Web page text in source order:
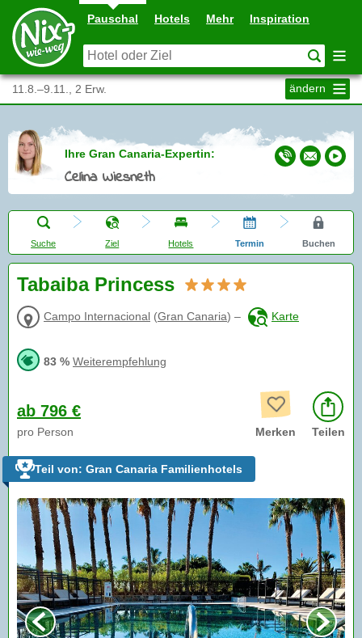
Pauschal Hotels Mehr Inspiration
11.8.–9.11., 2 Erw. ändern
Ihre Gran Canaria-Expertin:
Celina Wiesneth
Suche Ziel Hotels Termin Buchen
Tabaiba Princess
Campo Internacional (Gran Canaria) – Karte
83 % Weiterempfehlung
ab 796 €
pro Person Merken Teilen
Teil von: Gran Canaria Familienhotels